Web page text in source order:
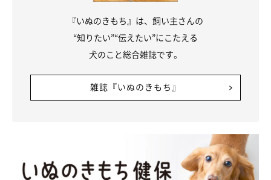
て、冷たさを和らげてあげてくださいね。
犬は言葉を話せませないため、熱があっても「つらい」や「苦し
いぬのきもち WEB MAGAZINE｜【獣医師監修】「犬の平熱」知
ってる？熱中症など発熱時にすべき対処
『いぬのきもち』は、飼い主さんの
“知りたい”“伝えたい”にこたえる
犬のこと総合雑誌です。
雑誌『いぬのきもち』